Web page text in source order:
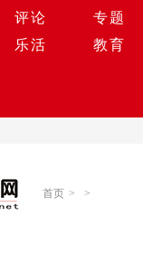
评论 专题
乐活 教育
首页 > >